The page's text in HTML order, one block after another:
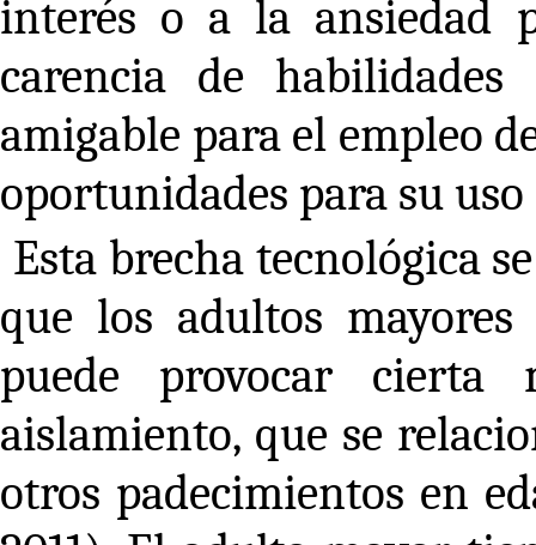
interés o a la ansiedad
carencia de
amigable para el empleo
oportunidades para su
Esta brecha tecnológica
que los adultos
puede provocar cierta
aislamiento, que se
otros padecimientos en